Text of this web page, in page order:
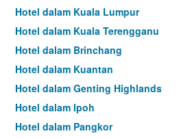
Hotel dalam Kuala Lumpur
Hotel dalam Kuala Terengganu
Hotel dalam Brinchang
Hotel dalam Kuantan
Hotel dalam Genting Highlands
Hotel dalam Ipoh
Hotel dalam Pangkor